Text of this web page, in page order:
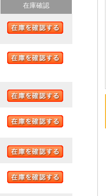
在庫確認